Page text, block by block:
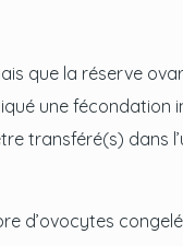
que la réserve
une fécondation
transféré(s) dans
d’ovocytes